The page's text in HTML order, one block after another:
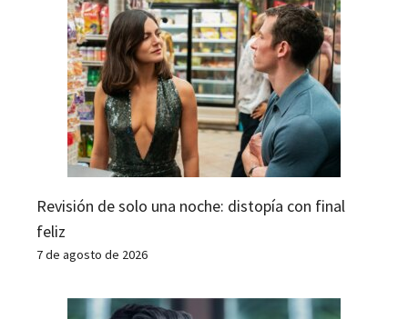
Revisión de solo una noche: distopía con final
feliz
7 de agosto de 2026